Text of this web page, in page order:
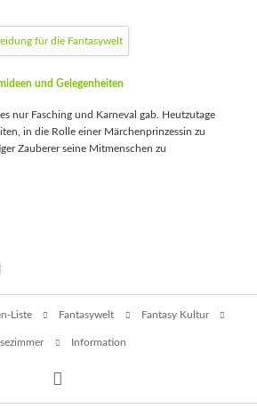
und Gelegenheiten
nur Fasching und Karneval gab. Heutzutage
in die Rolle einer Märchenprinzessin zu
Zauberer seine Mitmenschen zu
Liste Fantasywelt Fantasy Kultur
Information